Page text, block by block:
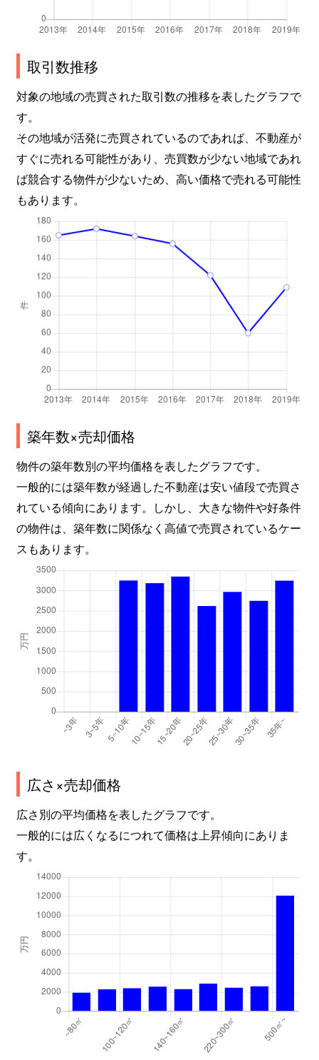
取引数推移
対象の地域の売買された取引数の推移を表したグラフで
す。
その地域が活発に売買されているのであれば、不動産が
すぐに売れる可能性があり、売買数が少ない地域であれ
ば競合する物件が少ないため、高い価格で売れる可能性
もあります。
築年数×売却価格
物件の築年数別の平均価格を表したグラフです。
一般的には築年数が経過した不動産は安い値段で売買さ
れている傾向にあります。しかし、大きな物件や好条件
の物件は、築年数に関係なく高値で売買されているケー
スもあります。
広さ×売却価格
広さ別の平均価格を表したグラフです。
一般的には広くなるにつれて価格は上昇傾向にありま
す。